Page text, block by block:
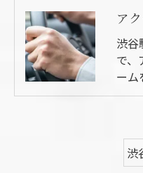
ア
渋谷
で、
ー
渋